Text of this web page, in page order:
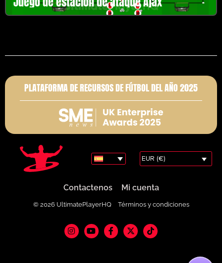
PLATAFORMA DE RECURSOS DE FÚTBOL DEL AÑO 2025
EUR (€)
Contactenos Mi cuenta
© 2026 UltimatePlayerHQ Términos y condiciones